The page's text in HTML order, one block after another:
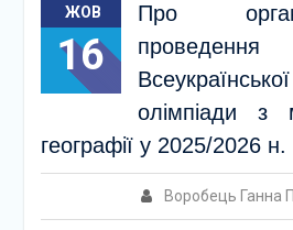
ЖОВ
16
Про
олімпіади з
географії у 2025/2026 н.
Воробець Ганна